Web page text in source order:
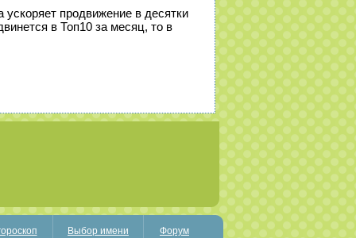
ускоряет продвижение в десятки
в Топ10 за месяц, то в
Выбор имени Форум